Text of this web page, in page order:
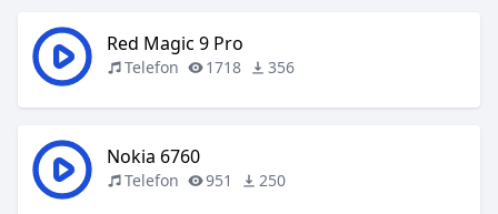
Red Magic 9 Pro
Telefon 1718 356
Nokia 6760
Telefon 951 250